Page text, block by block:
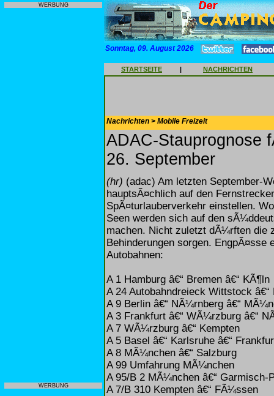
WERBUNG
WERBUNG
Sonntag, 09. August 2026
STARTSEITE | NACHRICHTEN
Nachrichten > Mobile Freizeit
ADAC-Stauprognose
26. September
(hr) (adac) Am letzten September-
hauptsÃ¤chlich auf den
SpÃ¤turlauberverkehr einstellen.
Seen werden sich auf den
machen. Nicht zuletzt dÃ¼rften die
Behinderungen sorgen. EngpÃ¤sse
Autobahnen:
A 1 Hamburg â€“ Bremen â€“ KÃ¶ln
A 24 Autobahndreieck Wittstock â€“
A 9 Berlin â€“ NÃ¼rnberg â€“
A 3 Frankfurt â€“ WÃ¼rzburg â€“
A 7 WÃ¼rzburg â€“ Kempten
A 5 Basel â€“ Karlsruhe â€“
A 8 MÃ¼nchen â€“ Salzburg
A 99 Umfahrung MÃ¼nchen
A 95/B 2 MÃ¼nchen â€“ Garmisch-
A 7/B 310 Kempten â€“ FÃ¼ssen